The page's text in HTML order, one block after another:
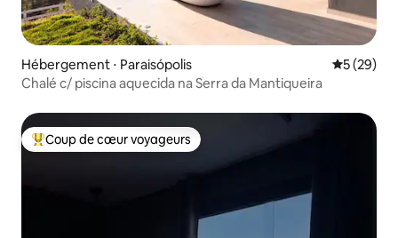
Hébergement ⋅ Paraisópolis
5 (29)
Chalé c/ piscina aquecida na Serra da Mantiqueira
Coups de cœur voyageurs les plus appréciés
Coup de cœur voyageurs